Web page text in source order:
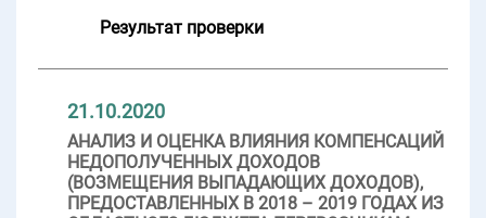
Результат проверки
21.10.2020
АНАЛИЗ И ОЦЕНКА ВЛИЯНИЯ КОМПЕНСАЦИЙ
НЕДОПОЛУЧЕННЫХ ДОХОДОВ
(ВОЗМЕЩЕНИЯ ВЫПАДАЮЩИХ ДОХОДОВ),
ПРЕДОСТАВЛЕННЫХ В 2018 – 2019 ГОДАХ ИЗ